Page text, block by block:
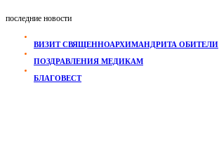
последние новости
ВИЗИТ СВЯЩЕННОАРХИМАНДРИТА ОБИТЕЛИ
ПОЗДРАВЛЕНИЯ МЕДИКАМ
БЛАГОВЕСТ